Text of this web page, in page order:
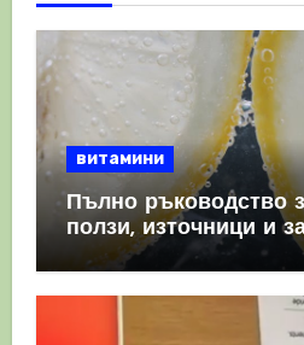
витамини
Пълно ръководство
ползи, източници и
имунната система